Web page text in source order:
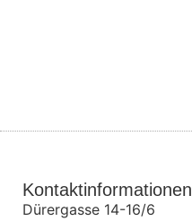
Kontaktinformationen
Dürergasse 14-16/6